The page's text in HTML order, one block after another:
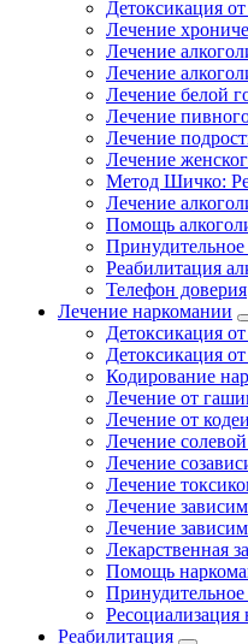
Детоксикация от
Лечение
Лечение
Лечение
Лечение белой
Лечение
Лечение
Лечение
Метод Шичко:
Лечение
Помощь
Принудительное
Реабилитация
Телефон доверия
Лечение наркомании
Детоксикация
Детоксикация
Кодирование
Лечение от
Лечение от
Лечение
Лечение
Лечение
Лечение
Лечение
Лекарственная
Помощь
Принудительное
Ресоциализация
Реабилитация